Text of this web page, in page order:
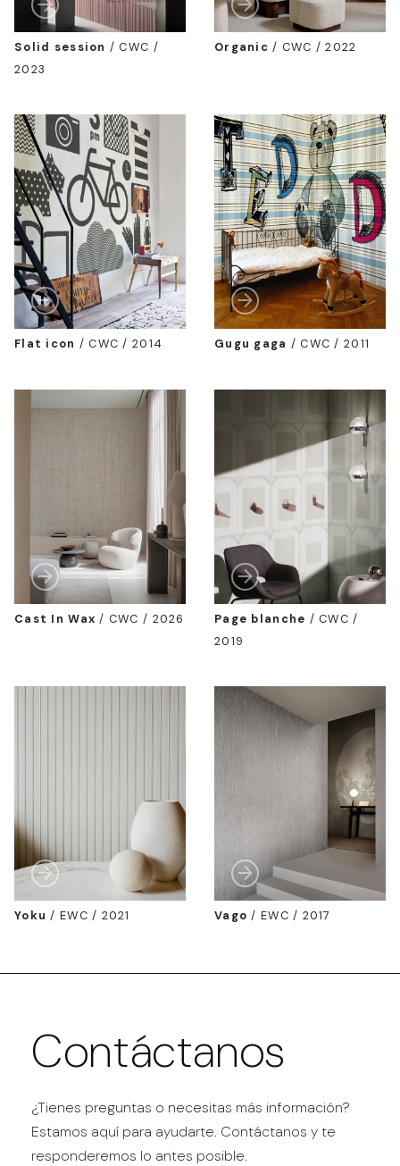
Solid session /CWC /
2023
Organic / CWC / 2022
Flat icon /CWC / 2014 Gugu gaga /CWC / 2011
Cast In Wax / CWC / 2026 Page blanche /CWC /
2019
Yoku / EWC / 2021 Vago / EWC / 2017
Contáctanos
¿Tienes preguntas o necesitas más información?
Estamos aquí para ayudarte. Contáctanos y te
responderemos lo antes posible.